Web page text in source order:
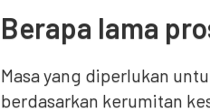
Berapa lama
Masa yang diperlukan
berdasarkan kerumitan